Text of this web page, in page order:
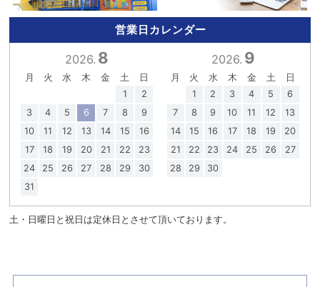
営業日カレンダー
2026. 8
月 火 水 木 金 土
日
1
2
3
4 5 6 7 8
9
10
11 12 13 14 15
16
17
18 19 20 21 22
23
24
25 26 27 28 29
30
31
2026. 9
月 火 水 木 金 土
日
1
2 3 4 5
6
7
8 9 10 11 12
13
14
15 16 17 18 19
20
21
22 23 24 25 26
27
28
29 30
土・日曜日と祝日は定休日とさせて頂いております。